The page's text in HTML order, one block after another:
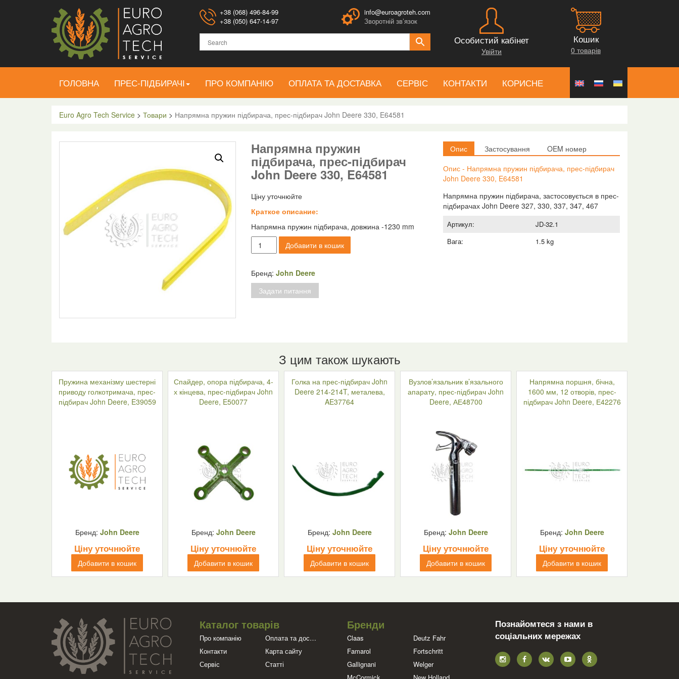
+38 (068) 496-84-99
+38 (050) 647-14-97
info@euroagroteh.com
Зворотній зв’язок
Особистий кабінет
Увійти
Кошик
0 товарів
ГОЛОВНА ПРЕС-ПІДБИРАЧІ ПРО КОМПАНІЮ ОПЛАТА ТА ДОСТАВКА СЕРВІС КОНТАКТИ КОРИСНЕ
Euro Agro Tech Service > Товари > Напрямна пружин підбирача, прес-підбирач John Deere 330, E64581
Напрямна пружин
підбирача, прес-підбирач
John Deere 330, E64581
Ціну уточнюйте
Краткое описание:
Напрямна пружин підбирача, довжина -1230 mm
Напрямна
пружин
прес-
підбирач
John
Добавити в кошик
Бренд: John Deere
Задати питання
Опис Застосування
OEM номер
Опис - Напрямна пружин підбирача, прес-підбирач
John Deere 330, E64581
Напрямна пружин підбирача, застосовується в прес-
підбирачах John Deere 327, 330, 337, 347, 467
Артикул:
JD-32.1
Вага:
1.5 kg
З цим також шукають
Пружина механізму шестерні
приводу голкотримача, прес-
підбирач John Deere, E39059
Бренд: John Deere
Ціну уточнюйте
Добавити в кошик
Спайдер, опора підбирача, 4-
х кінцева, прес-підбирач John
Deere, E50077
Бренд: John Deere
Ціну уточнюйте
Добавити в кошик
Голка на прес-підбирач John
Deere 214-214T, металева,
AE37764
Бренд: John Deere
Ціну уточнюйте
Добавити в кошик
Вузлов’язальник в’язального
апарату, прес-підбирач John
Deere, АЕ48700
Бренд: John Deere
Ціну уточнюйте
Добавити в кошик
Напрямна поршня, бічна,
1600 мм, 12 отворів, прес-
підбирач John Deere, Е42276
Бренд: John Deere
Ціну уточнюйте
Добавити в кошик
Каталог товарів
Про компанію
Оплата та доставка
Контакти
Карта сайту
Сервіс
Статті
Бренди
Claas
Deutz Fahr
Famarol
Fortschritt
Gallignani
Welger
Познайомтеся з нами в
соціальних мережах